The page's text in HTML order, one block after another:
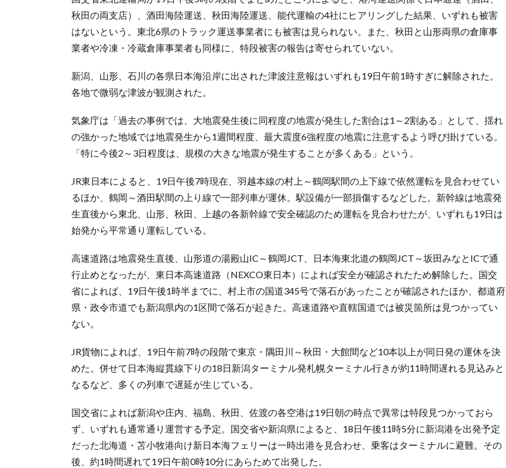
秋田の両支店）、酒田海陸運送、秋田海陸運送、能代運輸の4社にヒアリングした結果、いずれも被害
はないという。東北6県のトラック運送事業者にも被害は見られない。また、秋田と山形両県の倉庫事
業者や冷凍・冷蔵倉庫事業者も同様に、特段被害の報告は寄せられていない。
新潟、山形、石川の各県日本海沿岸に出された津波注意報はいずれも19日午前1時すぎに解除された。
各地で微弱な津波が観測された。
気象庁は「過去の事例では、大地震発生後に同程度の地震が発生した割合は1～2割ある」として、揺れ
の強かった地域では地震発生から1週間程度、最大震度6強程度の地震に注意するよう呼び掛けている。
「特に今後2～3日程度は、規模の大きな地震が発生することが多くある」という。
JR東日本によると、19日午後7時現在、羽越本線の村上～鶴岡駅間の上下線で依然運転を見合わせてい
るほか、鶴岡～酒田駅間の上り線で一部列車が運休。駅設備が一部損傷するなどした。新幹線は地震発
生直後から東北、山形、秋田、上越の各新幹線で安全確認のため運転を見合わせたが、いずれも19日は
始発から平常通り運転している。
高速道路は地震発生直後、山形道の湯殿山IC～鶴岡JCT、日本海東北道の鶴岡JCT～坂田みなとICで通
行止めとなったが、東日本高速道路（NEXCO東日本）によれば安全が確認されたため解除した。国交
省によれば、19日午後1時半までに、村上市の国道345号で落石があったことが確認されたほか、都道府
県・政令市道でも新潟県内の1区間で落石が起きた。高速道路や直轄国道では被災箇所は見つかってい
ない。
JR貨物によれば、19日午前7時の段階で東京・隅田川～秋田・大館間など10本以上が同日発の運休を決
めた。併せて日本海縦貫線下りの18日新潟ターミナル発札幌ターミナル行きが約11時間遅れる見込みと
なるなど、多くの列車で遅延が生じている。
国交省によれば新潟や庄内、福島、秋田、佐渡の各空港は19日朝の時点で異常は特段見つかっておら
ず、いずれも通常通り運営する予定。国交省や新潟県によると、18日午後11時5分に新潟港を出発予定
だった北海道・苫小牧港向け新日本海フェリーは一時出港を見合わせ、乗客はターミナルに避難。その
後、約1時間遅れて19日午前0時10分にあらためて出発した。